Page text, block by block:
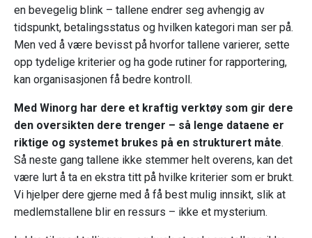
en bevegelig blink – tallene endrer seg avhengig av
tidspunkt, betalingsstatus og hvilken kategori man ser på.
Men ved å være bevisst på hvorfor tallene varierer, sette
opp tydelige kriterier og ha gode rutiner for rapportering,
kan organisasjonen få bedre kontroll.
Med Winorg har dere et kraftig verktøy som gir dere
den oversikten dere trenger – så lenge dataene er
riktige og systemet brukes på en strukturert måte.
Så neste gang tallene ikke stemmer helt overens, kan det
være lurt å ta en ekstra titt på hvilke kriterier som er brukt.
Vi hjelper dere gjerne med å få best mulig innsikt, slik at
medlemstallene blir en ressurs – ikke et mysterium.